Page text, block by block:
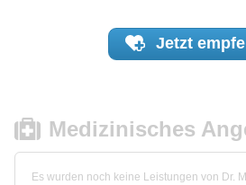
Jetzt
Medizinisches
Es wurden noch keine Leistungen von Dr.